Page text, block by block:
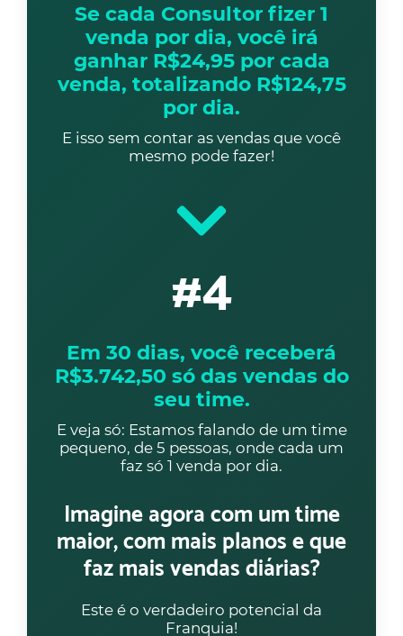
Se cada Consultor fizer 1
venda por dia, você irá
ganhar R$24,95 por cada
venda, totalizando R$124,75
por dia.
E isso sem contar as vendas que você
mesmo pode fazer!
#4
Em 30 dias, você receberá
R$3.742,50 só das vendas do
seu time.
E veja só: Estamos falando de um time
pequeno, de 5 pessoas, onde cada um
faz só 1 venda por dia.
Imagine agora com um time
maior, com mais planos e que
faz mais vendas diárias?
Este é o verdadeiro potencial da
Franquia!